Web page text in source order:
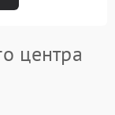
центра